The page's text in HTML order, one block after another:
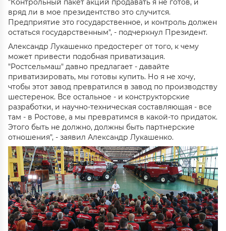
"Контрольный пакет акций продавать я не готов, и
вряд ли в мое президентство это случится.
Предприятие это государственное, и контроль должен
остаться государственным", - подчеркнул Президент.
Александр Лукашенко предостерег от того, к чему
может привести подобная приватизация.
"Ростсельмаш" давно предлагает - давайте
приватизировать, мы готовы купить. Но я не хочу,
чтобы этот завод превратился в завод по производству
шестеренок. Все остальное - и конструкторские
разработки, и научно-техническая составляющая - все
там - в Ростове, а мы превратимся в какой-то придаток.
Этого быть не должно, должны быть партнерские
отношения", - заявил Александр Лукашенко.